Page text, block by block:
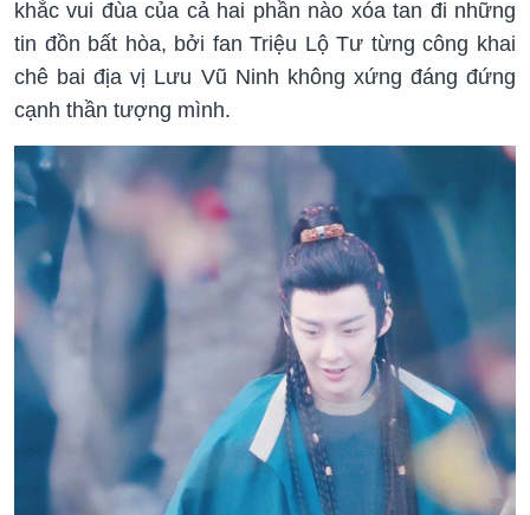
khắc vui đùa của cả hai phần nào xóa tan đi những
tin đồn bất hòa, bởi fan Triệu Lộ Tư từng công khai
chê bai địa vị Lưu Vũ Ninh không xứng đáng đứng
cạnh thần tượng mình.